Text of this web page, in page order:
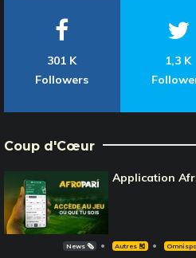
301 K
Followers
1,3 K
Coup d'Cœur
Application
News 🗞️ Autres 🎽